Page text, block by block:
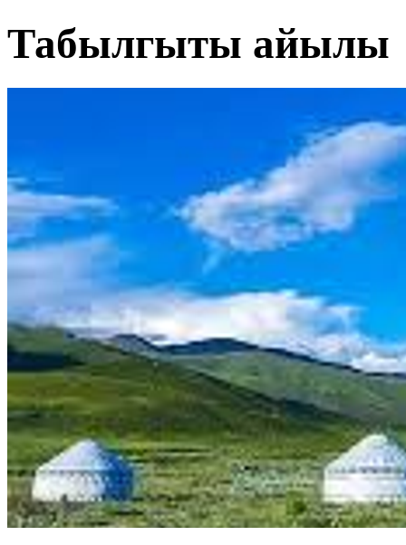
Табылгыты айылы